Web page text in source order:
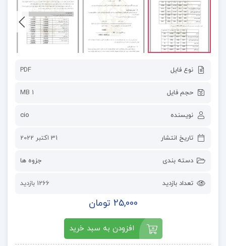
نوع فایل PDF
حجم فایل 1 MB
نویسنده cio
تاریخ انتشار 31 اکتبر 2022
دسته بندی جزوه ها
تعداد بازدید 1266 بازدید
25,000 تومان
افزودن به سبد خرید